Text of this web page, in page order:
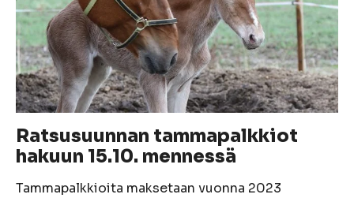
Ratsusuunnan tammapalkkiot
hakuun 15.10. mennessä
Tammapalkkioita maksetaan vuonna 2023